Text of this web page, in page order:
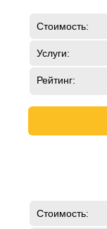
Стоимость:
Услуги:
Рейтинг:
Стоимость: